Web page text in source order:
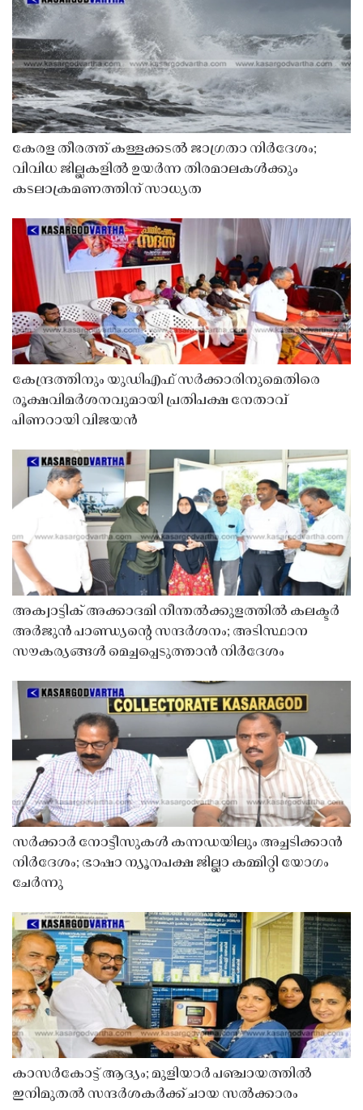
കേരള തീരത്ത് കള്ളക്കടൽ ജാഗ്രതാ നിർദേശം;
വിവിധ ജില്ലകളിൽ ഉയർന്ന തിരമാലകൾക്കും
കടലാക്രമണത്തിന് സാധ്യത
കേന്ദ്രത്തിനും യുഡിഎഫ് സർക്കാരിനുമെതിരെ
രൂക്ഷവിമർശനവുമായി പ്രതിപക്ഷ നേതാവ്
പിണറായി വിജയൻ
അക്വാട്ടിക് അക്കാദമി നീന്തൽക്കുളത്തിൽ കലക്ടർ
അർജുൻ പാണ്ഡ്യൻ്റെ സന്ദർശനം; അടിസ്ഥാന
സൗകര്യങ്ങൾ മെച്ചപ്പെടുത്താൻ നിർദേശം
സർക്കാർ നോട്ടീസുകൾ കന്നഡയിലും അച്ചടിക്കാൻ
നിർദേശം; ഭാഷാ ന്യൂനപക്ഷ ജില്ലാ കമ്മിറ്റി യോഗം
ചേർന്നു
കാസർകോട്ട് ആദ്യം; മുളിയാർ പഞ്ചായത്തിൽ
ഇനിമുതൽ സന്ദർശകർക്ക് ചായ സൽക്കാരം